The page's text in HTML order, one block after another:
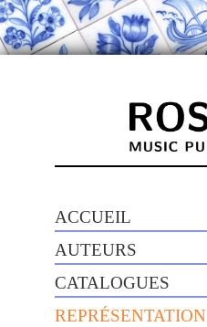
ACCUEIL
AUTEURS
CATALOGUES
REPRÉSENTATION